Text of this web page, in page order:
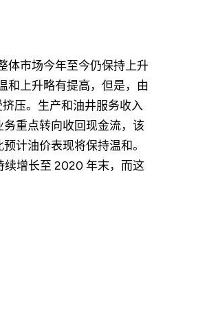
体市场今年至今仍保持上升
和上升略有提高，但是，由
压。生产和油井服务收入
重点转向收回现金流，该
计油价表现将保持温和。
续增长至 2020 年末，而这